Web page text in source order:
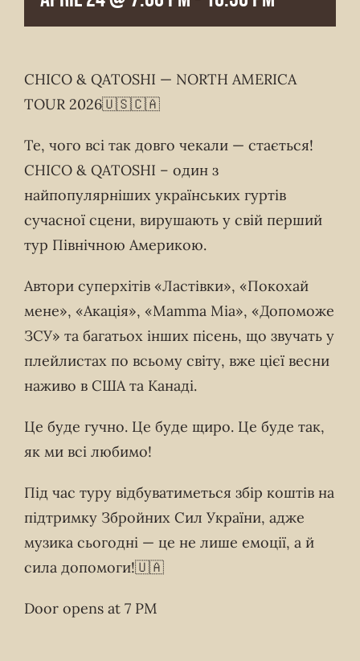
CHICO & QATOSHI — NORTH AMERICA
TOUR 2026🇺🇸🇨🇦
Те, чого всі так довго чекали — стається!
CHICO & QATOSHI – один з
найпопулярніших українських гуртів
сучасної сцени, вирушають у свій перший
тур Північною Америкою.
Автори суперхітів «Ластівки», «Покохай
мене», «Акація», «Mamma Mia», «Допоможе
ЗСУ» та багатьох інших пісень, що звучать у
плейлистах по всьому світу, вже цієї весни
наживо в США та Канаді.
Це буде гучно. Це буде щиро. Це буде так,
як ми всі любимо!
Під час туру відбуватиметься збір коштів на
підтримку Збройних Сил України, адже
музика сьогодні — це не лише емоції, а й
сила допомоги!🇺🇦
Door opens at 7 PM